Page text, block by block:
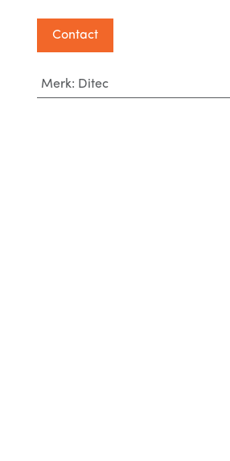
Contact
Merk: Ditec